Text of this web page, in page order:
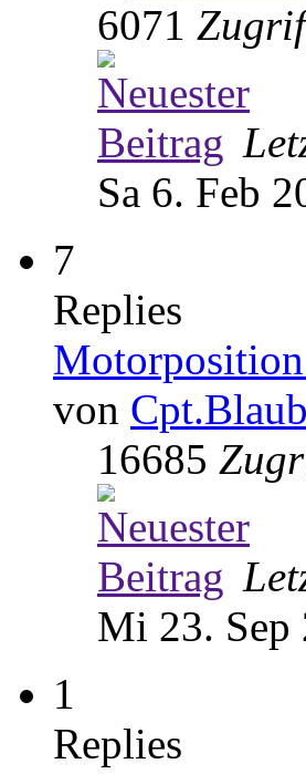
6071
Sa 6. Feb
7
Replies
von
16685
Mi 23. Sep
1
Replies